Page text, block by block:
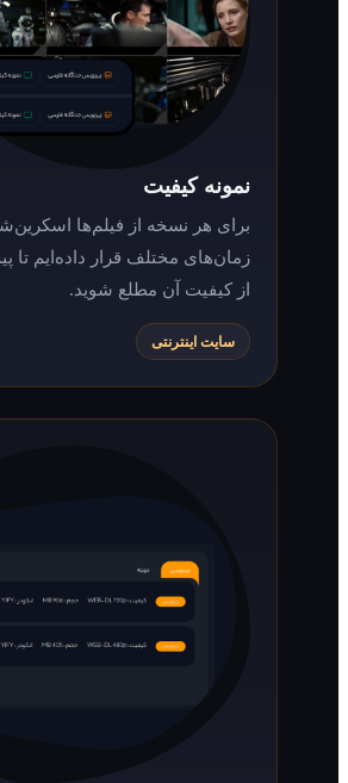
نمونه کیفیت
برای هر نسخه از فیلم‌ها اسکرین‌شات‌هایی از
زمان‌های مختلف قرار داده‌ایم تا پیش از دانلود
از کیفیت آن مطلع شوید.
سایت اینترنتی